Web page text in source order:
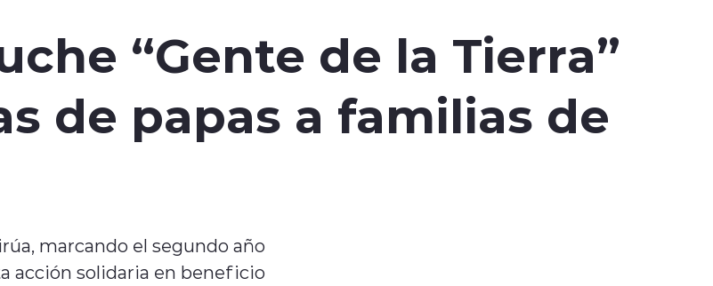
“Gente de la Tierra”
de papas a familias de
marcando el segundo año
acción solidaria en beneficio